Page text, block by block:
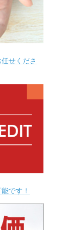
せくださ
です！